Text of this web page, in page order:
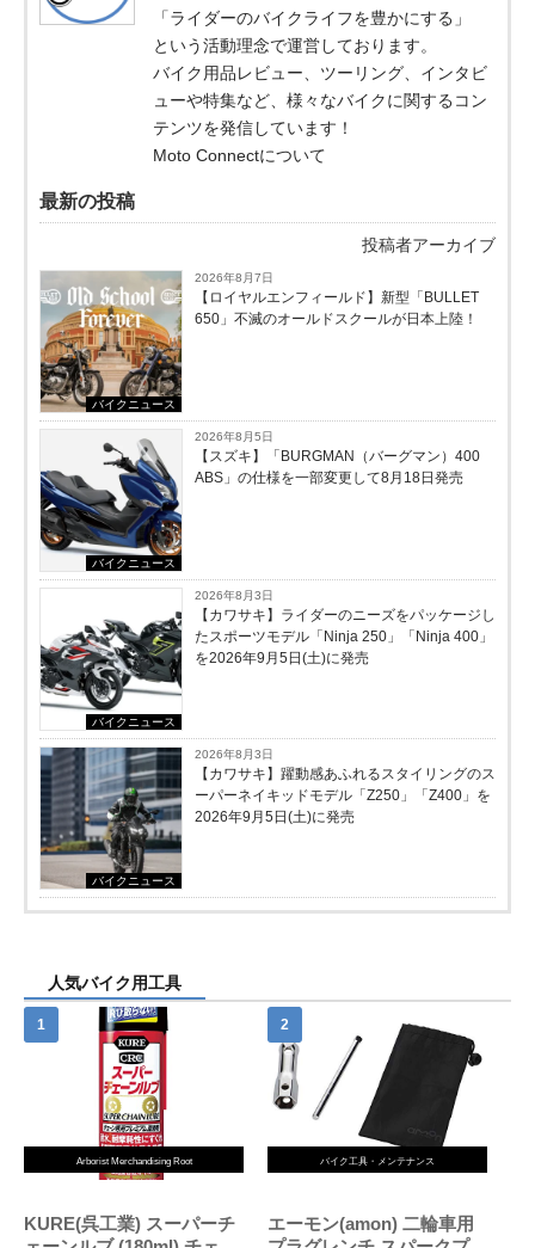
「ライダーのバイクライフを豊かにする」
という活動理念で運営しております。
バイク用品レビュー、ツーリング、インタビ
ューや特集など、様々なバイクに関するコン
テンツを発信しています！
Moto Connectについて
最新の投稿
投稿者アーカイブ
バイクニュース
2026年8月7日
【ロイヤルエンフィールド】新型「BULLET
650」不滅のオールドスクールが⽇本上陸！
バイクニュース
2026年8月5日
【スズキ】「BURGMAN（バーグマン）400
ABS」の仕様を一部変更して8月18日発売
バイクニュース
2026年8月3日
【カワサキ】ライダーのニーズをパッケージし
たスポーツモデル「Ninja 250」「Ninja 400」
を2026年9月5日(土)に発売
バイクニュース
2026年8月3日
【カワサキ】躍動感あふれるスタイリングのス
ーパーネイキッドモデル「Z250」「Z400」を
2026年9月5日(土)に発売
人気バイク用工具
Arborist Merchandising Root
KURE(呉工業) スーパーチ
バイク工具・メンテナンス
エーモン(amon) 二輪車用